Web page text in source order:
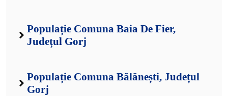
Populație Comuna Baia De Fier,
Județul Gorj
Populație Comuna Bălănești, Județul
Gorj